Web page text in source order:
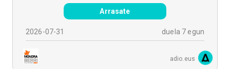
Arrasate
2026-07-31 duela 7 egun
adio.eus